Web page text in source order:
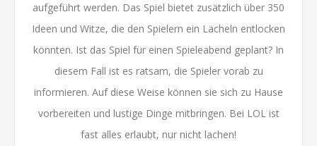
aufgeführt werden. Das Spiel bietet zusätzlich über 350
Ideen und Witze, die den Spielern ein Lächeln entlocken
könnten. Ist das Spiel für einen Spieleabend geplant? In
diesem Fall ist es ratsam, die Spieler vorab zu
informieren. Auf diese Weise können sie sich zu Hause
vorbereiten und lustige Dinge mitbringen. Bei LOL ist
fast alles erlaubt, nur nicht lachen!